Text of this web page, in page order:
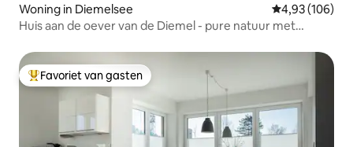
Woning in Diemelsee Gemiddelde
4,93 (106)
Huis aan de oever van de Diemel - pure natuur met
Topfavoriet van gasten
Favoriet van gasten